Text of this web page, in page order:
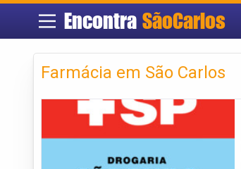
Encontra SãoCarlos
Farmácia em São Carlos